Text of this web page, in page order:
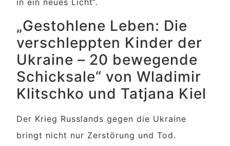
„Gestohlene Leben: Die
verschleppten Kinder der
Ukraine – 20 bewegende
Schicksale“ von Wladimir
Klitschko und Tatjana Kiel
Der Krieg Russlands gegen die Ukraine
bringt nicht nur Zerstörung und Tod.